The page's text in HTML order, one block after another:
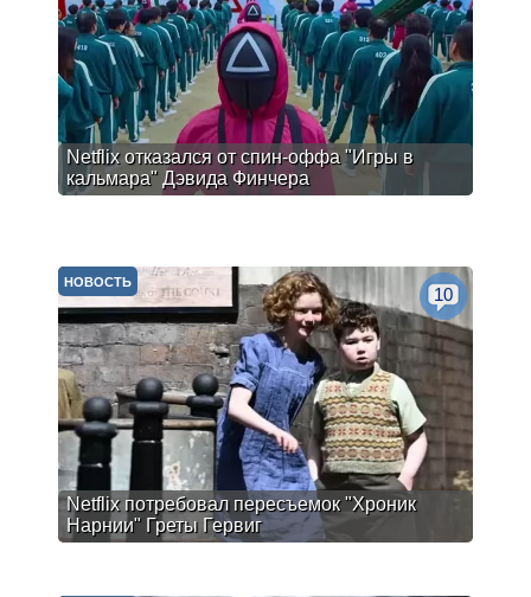
Netflix отказался от спин-оффа "Игры в
кальмара" Дэвида Финчера
Netflix потребовал пересъемок "Хроник
Нарнии" Греты Гервиг
НОВОСТЬ
10